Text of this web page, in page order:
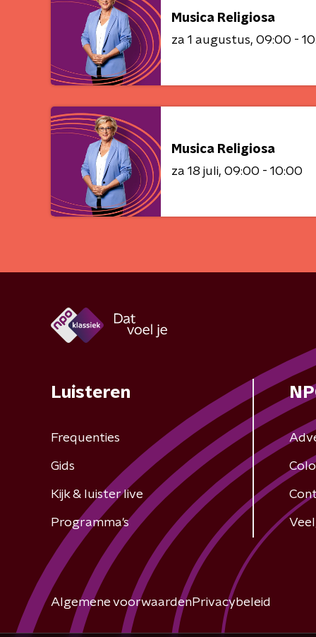
Musica Religiosa
za 1 augustus 09:00 -
Musica Religiosa
za 18 juli 09:00 - 10:00
Luisteren
Frequenties
Gids
Kijk & luister live
Programma's
Algemene voorwaardenPrivacybeleid